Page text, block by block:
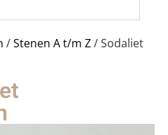
/Stenen A t/m Z/ Sodaliet